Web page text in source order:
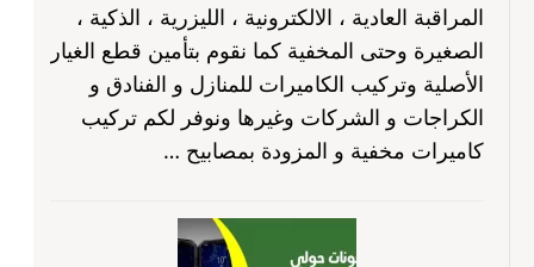
المراقبة العادية ، الالكترونية ، الليزرية ، الذكية ،
الصغيرة وحتى المخفية كما نقوم بتأمين قطع الغيار
الأصلية وتركيب الكاميرات للمنازل و الفنادق و
الكراجات و الشركات وغيرها ونوفر لكم تركيب
كاميرات مخفية و المزودة بمصابيح …